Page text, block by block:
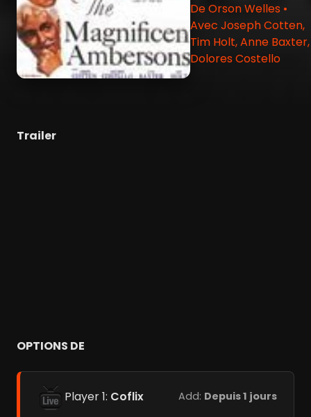
De Orson Welles •
Avec Joseph Cotten,
Tim Holt, Anne Baxter,
Dolores Costello
Trailer
OPTIONS DE
Player 1: Coflix Add: Depuis 1 jours